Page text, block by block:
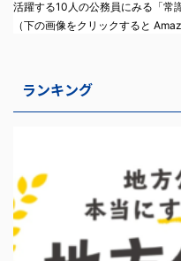
活躍する10人の公務員にみる「常
（下の画像をクリックすると
ランキング